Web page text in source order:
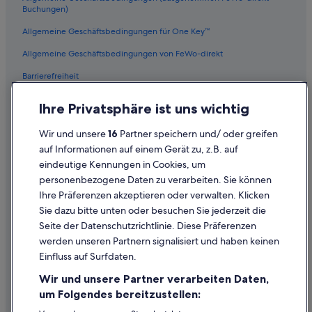
Stadtzentrum von Kapstadt: Hotels
Hotels mit Meerblick in Camps Bay
4-Sterne-Hotels in Camps Bay
Hotels nahe Tafelberg
Hotels nahe Lion’s Head
Hotels mit Restaurant in Bakoven
Village & Life Hotels in Camps Bay
Buchungen)
Allgemeine Geschäftsbedingungen für One Key™
Allgemeine Geschäftsbedingungen von FeWo-direkt
Barrierefreiheit
Inhaltsrichtlinien und Melden von Inhalten
Hilfe
Hilfe
Flug stornieren
Rückerstattungsdauer
Ihre Privatsphäre ist uns wichtig
Wir und unsere16 Partner speichern und/ oder greifen
auf Informationen auf einem Gerät zu, z.B. auf
eindeutige Kennungen in Cookies, um
personenbezogene Daten zu verarbeiten. Sie können
Ihre Präferenzen akzeptieren oder verwalten. Klicken
Sie dazu bitte unten oder besuchen Sie jederzeit die
Seite der Datenschutzrichtlinie. Diese Präferenzen
werden unseren Partnern signalisiert und haben keinen
Einfluss auf Surfdaten.
Wir und unsere Partner verarbeiten Daten,
um Folgendes bereitzustellen: